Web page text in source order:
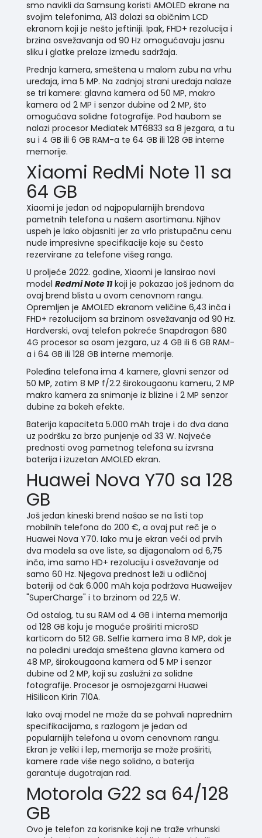
smo navikli da Samsung koristi AMOLED ekrane na
svojim telefonima, A13 dolazi sa običnim LCD
ekranom koji je nešto jeftiniji. Ipak, FHD+ rezolucija i
brzina osvežavanja od 90 Hz omogućavaju jasnu
sliku i glatke prelaze između sadržaja.
Prednja kamera, smeštena u malom zubu na vrhu
uređaja, ima 5 MP. Na zadnjoj strani uređaja nalaze
se tri kamere: glavna kamera od 50 MP, makro
kamera od 2 MP i senzor dubine od 2 MP, što
omogućava solidne fotografije. Pod haubom se
nalazi procesor Mediatek MT6833 sa 8 jezgara, a tu
su i 4 GB ili 6 GB RAM-a te 64 GB ili 128 GB interne
memorije.
Xiaomi RedMi Note 11 sa
64 GB
Xiaomi je jedan od najpopularnijih brendova
pametnih telefona u našem asortimanu. Njihov
uspeh je lako objasniti jer za vrlo pristupačnu cenu
nude impresivne specifikacije koje su često
rezervirane za telefone višeg ranga.
U proljeće 2022. godine, Xiaomi je lansirao novi
model Redmi Note 11koji je pokazao još jednom da
ovaj brend blista u ovom cenovnom rangu.
Opremljen je AMOLED ekranom veličine 6,43 inča i
FHD+ rezolucijom sa brzinom osvežavanja od 90 Hz.
Hardverski, ovaj telefon pokreće Snapdragon 680
4G procesor sa osam jezgara, uz 4 GB ili 6 GB RAM-
a i 64 GB ili 128 GB interne memorije.
Poleđina telefona ima 4 kamere, glavni senzor od
50 MP, zatim 8 MP f/2.2 širokougaonu kameru, 2 MP
makro kamera za snimanje iz blizine i 2 MP senzor
dubine za bokeh efekte.
Baterija kapaciteta 5.000 mAh traje i do dva dana
uz podršku za brzo punjenje od 33 W. Najveće
prednosti ovog pametnog telefona su izvrsna
baterija i izuzetan AMOLED ekran.
Huawei Nova Y70 sa 128
GB
Još jedan kineski brend našao se na listi top
mobilnih telefona do 200 €, a ovaj put reč je o
Huawei Nova Y70. Iako mu je ekran veći od prvih
dva modela sa ove liste, sa dijagonalom od 6,75
inča, ima samo HD+ rezoluciju i osvežavanje od
samo 60 Hz. Njegova prednost leži u odličnoj
bateriji od čak 6.000 mAh koja podržava Huaweijev
"SuperCharge" i to brzinom od 22,5 W.
Od ostalog, tu su RAM od 4 GB i interna memorija
od 128 GB koju je moguće proširiti microSD
karticom do 512 GB. Selfie kamera ima 8 MP, dok je
na poleđini uređaja smeštena glavna kamera od
48 MP, širokougaona kamera od 5 MP i senzor
dubine od 2 MP, koji su zaslužni za solidne
fotografije. Procesor je osmojezgarni Huawei
HiSilicon Kirin 710A.
Iako ovaj model ne može da se pohvali naprednim
specifikacijama, s razlogom je jedan od
popularnijih telefona u ovom cenovnom rangu.
Ekran je veliki i lep, memorija se može proširiti,
kamere rade više nego solidno, a baterija
garantuje dugotrajan rad.
Motorola G22 sa 64/128
GB
Ovo je telefon za korisnike koji ne traže vrhunski